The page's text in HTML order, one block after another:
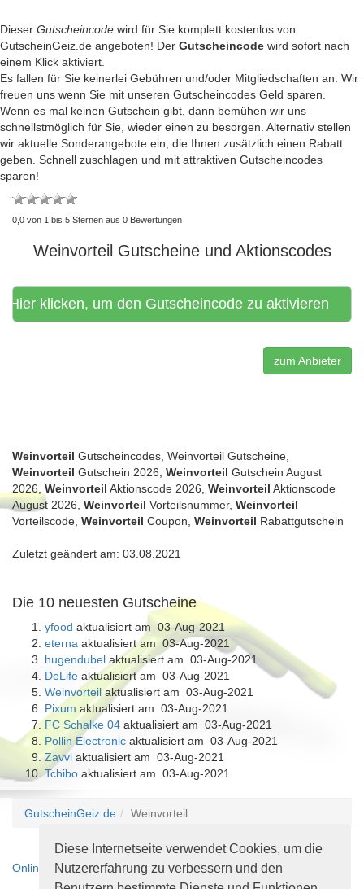
Diese Internetseite verwendet Cookies, um die
Nutzererfahrung zu verbessern und den
Dieser Gutscheincode wird für Sie komplett kostenlos von
GutscheinGeiz.de angeboten! Der Gutscheincode wird sofort nach
einem Klick aktiviert.
Es fallen für Sie keinerlei Gebühren und/oder Mitgliedschaften an: Wir
freuen uns wenn Sie mit unseren Gutscheincodes Geld sparen.
Wenn es mal keinen Gutschein gibt, dann bemühen wir uns
schnellstmöglich für Sie, wieder einen zu besorgen. Alternativ stellen
wir aktuelle Sonderangebote ein, die Ihnen zusätzlich einen Rabatt
geben. Schnell zuschlagen und mit attraktiven Gutscheincodes
sparen!
0,0 von 1 bis 5 Sternen aus 0 Bewertungen
Weinvorteil Gutscheine und Aktionscodes
Hier klicken, um den Gutscheincode zu aktivieren
zum Anbieter
Weinvorteil Gutscheincodes, Weinvorteil Gutscheine,
Weinvorteil Gutschein 2026, Weinvorteil Gutschein August
2026, Weinvorteil Aktionscode 2026, Weinvorteil Aktionscode
August 2026, Weinvorteil Vorteilsnummer, Weinvorteil
Vorteilscode, Weinvorteil Coupon, Weinvorteil Rabattgutschein
Zuletzt geändert am: 03.08.2021
Die 10 neuesten Gutscheine
yfood aktualisiert am 03-Aug-2021
eterna aktualisiert am 03-Aug-2021
hugendubel aktualisiert am 03-Aug-2021
DeLife aktualisiert am 03-Aug-2021
Weinvorteilaktualisiert am 03-Aug-2021
Pixum aktualisiert am 03-Aug-2021
FC Schalke 04 aktualisiert am 03-Aug-2021
Pollin Electronic aktualisiert am 03-Aug-2021
Zavvi aktualisiert am 03-Aug-2021
Tchibo aktualisiert am 03-Aug-2021
GutscheinGeiz.de Weinvorteil
Online-Streitbeilegungsplattform